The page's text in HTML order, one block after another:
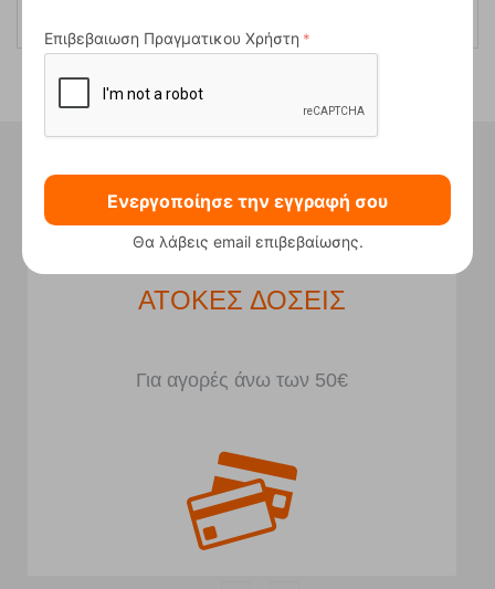
Ήξερες ότι στο κατάστημα μας
έχουμε...
ΧΩΡΟΣ ΣΤΑΘΜΕΥΣΗΣ
Μπροστά από το κατάστημα
Επιβεβαιωση Πραγματικου Χρήστη
Ενεργοποίησε την εγγραφή σου
Θα λάβεις email επιβεβαίωσης.